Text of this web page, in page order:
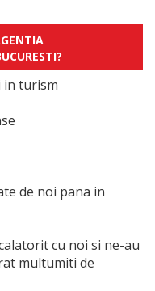
in turism
de noi pana in
cu noi si ne-au
multumiti de